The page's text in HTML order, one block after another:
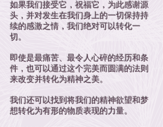
如果我们接受它，祝福它，为此感谢源
头，并对发生在我们身上的一切保持持
续的感激之情，我们绝对可以转化一
切。
即使是最痛苦、最令人心碎的经历和条
件，也可以通过这个完美而圆满的法则
来改变并转化为精神之美。
我们还可以找到将我们的精神欲望和梦
想转化为有形的物质表现的力量。